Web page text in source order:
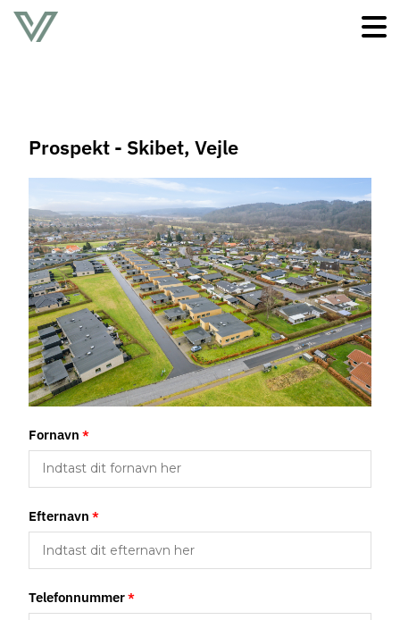
Prospekt - Skibet, Vejle
Fornavn *
Efternavn *
Telefonnummer*